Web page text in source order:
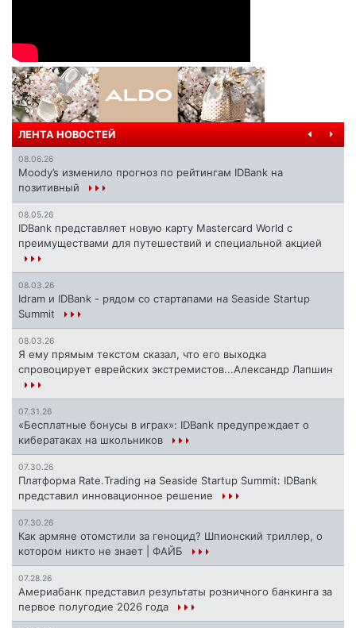
ЛЕНТА НОВОСТЕЙ
08.06.26
Moody’s изменило прогноз по рейтингам IDBank на
позитивный
08.05.26
IDBank представляет новую карту Mastercard World с
преимуществами для путешествий и специальной акцией
08.03.26
Idram и IDBank - рядом со стартапами на Seaside Startup
Summit
08.03.26
Я ему прямым текстом сказал, что его выходка
спровоцирует еврейских экстремистов...Александр Лапшин
07.31.26
«Бесплатные бонусы в играх»: IDBank предупреждает о
кибератаках на школьников
07.30.26
Платформа Rate.Trading на Seaside Startup Summit: IDBank
представил инновационное решение
07.30.26
Как армяне отомстили за геноцид? Шпионский триллер, о
котором никто не знает | ФАЙБ
07.28.26
Америабанк представил результаты розничного банкинга за
первое полугодие 2026 года